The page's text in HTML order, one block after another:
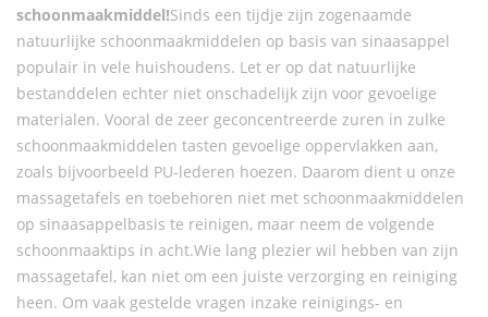
schoonmaakmiddel!Sinds een tijdje zijn zogenaamde
natuurlijke schoonmaakmiddelen op basis van sinaasappel
populair in vele huishoudens. Let er op dat natuurlijke
bestanddelen echter niet onschadelijk zijn voor gevoelige
materialen. Vooral de zeer geconcentreerde zuren in zulke
schoonmaakmiddelen tasten gevoelige oppervlakken aan,
zoals bijvoorbeeld PU-lederen hoezen. Daarom dient u onze
massagetafels en toebehoren niet met schoonmaakmiddelen
op sinaasappelbasis te reinigen, maar neem de volgende
schoonmaaktips in acht.Wie lang plezier wil hebben van zijn
massagetafel, kan niet om een juiste verzorging en reiniging
heen. Om vaak gestelde vragen inzake reinigings- en